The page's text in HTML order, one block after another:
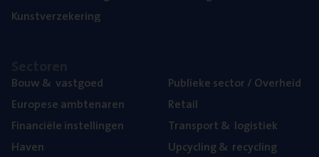
Kunst­ver­ze­ke­ring
Bouw& vastgoed
Euro­pe­se ambtenaren
Finan­ci­ë­le instellingen
Haven
Publie­ke sec­tor / Overheid
Retail
Trans­port& logistiek
Upcy­cling& recycling